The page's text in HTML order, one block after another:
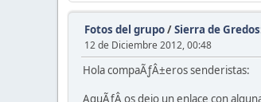
Fotos del grupo/Sierra de
12 de Diciembre 2012, 00:48
Hola compaÃƒÂ±eros senderistas:
AquÃƒÂ­ os dejo un enlace con